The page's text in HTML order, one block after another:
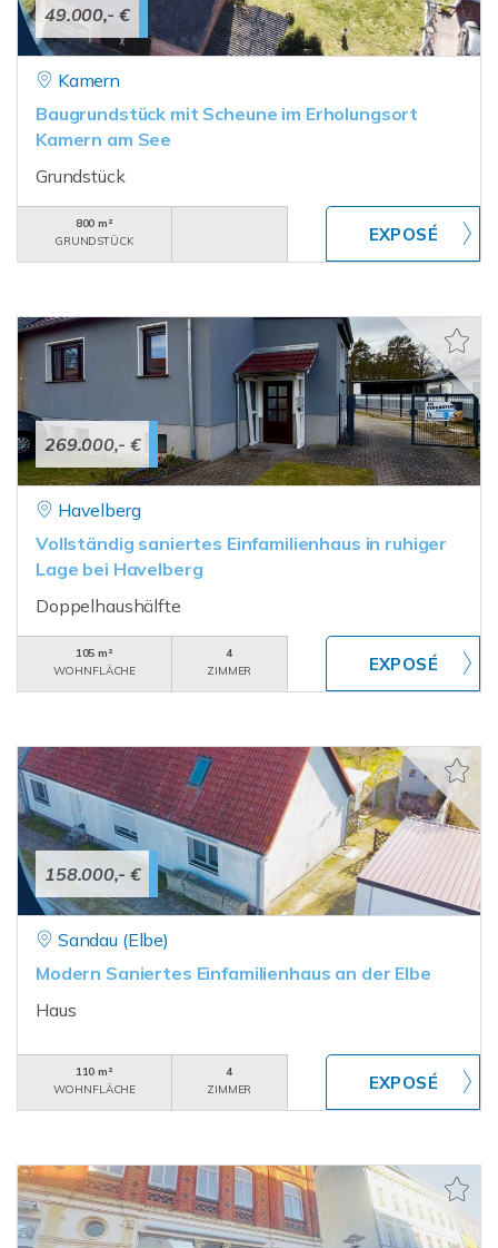
49.000,- €
Kamern
Baugrundstück mit Scheune im Erholungsort
Kamern am See
Grundstück
800 m²
GRUNDSTÜCK
269.000,- €
Havelberg
Vollständig saniertes Einfamilienhaus in ruhiger
Lage bei Havelberg
Doppelhaushälfte
105 m²
WOHNFLÄCHE
4
ZIMMER
158.000,- €
Sandau (Elbe)
Modern Saniertes Einfamilienhaus an der Elbe
Haus
110 m²
WOHNFLÄCHE
4
ZIMMER